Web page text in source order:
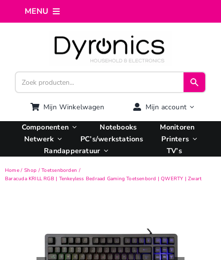
MENU
Webshop
Computer reparatie
AI Integratie
Hosting
Openingstijden
Mijn Winkelwagen Mijn account
Componenten Notebooks
Monitoren
Netwerk
PC’s/werkstations
Printers
Randapperatuur
TV’s
Home Shop
Toetsenborden
Baracuda KRILL RGB | Tenkeyless Bedraad Gaming Toetsenbord | QWERTY | Zwart